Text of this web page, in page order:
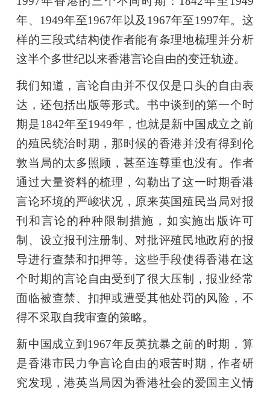
年、1949年至1967年以及1967年至1997年。这
样的三段式结构使作者能有条理地梳理并分析
这半个多世纪以来香港言论自由的变迁轨迹。
我们知道，言论自由并不仅仅是口头的自由表
达，还包括出版等形式。书中谈到的第一个时
期是1842年至1949年，也就是新中国成立之前
的殖民统治时期，那时候的香港并没有得到伦
敦当局的太多照顾，甚至连尊重也没有。作者
通过大量资料的梳理，勾勒出了这一时期香港
言论环境的严峻状况，原来英国殖民当局对报
刊和言论的种种限制措施，如实施出版许可
制、设立报刊注册制、对批评殖民地政府的报
导进行查禁和扣押等。这些手段使得香港在这
个时期的言论自由受到了很大压制，报业经常
面临被查禁、扣押或遭受其他处罚的风险，不
得不采取自我审查的策略。
新中国成立到1967年反英抗暴之前的时期，算
是香港市民力争言论自由的艰苦时期，作者研
究发现，港英当局因为香港社会的爱国主义情